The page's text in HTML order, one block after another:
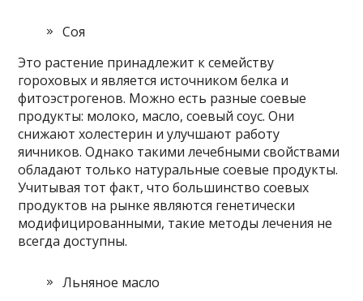
Соя
Это растение принадлежит к семейству
гороховых и является источником белка и
фитоэстрогенов. Можно есть разные соевые
продукты: молоко, масло, соевый соус. Они
снижают холестерин и улучшают работу
яичников. Однако такими лечебными свойствами
обладают только натуральные соевые продукты.
Учитывая тот факт, что большинство соевых
продуктов на рынке являются генетически
модифицированными, такие методы лечения не
всегда доступны.
Льняное масло